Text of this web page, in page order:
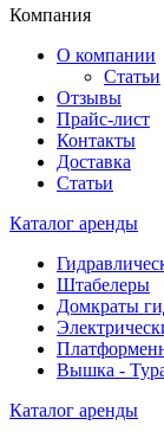
Компания
О компании
Статьи
Отзывы
Прайс-лист
Контакты
Доставка
Статьи
Каталог аренды
Штабелеры
Домкраты
Вышка -
Каталог аренды